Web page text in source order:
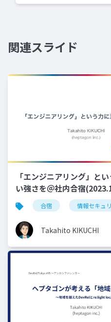
関連スライド
「エンジニアリング」と
い強さを＠社内合宿
合宿 情報セキュ
Takahito KIKUCHI